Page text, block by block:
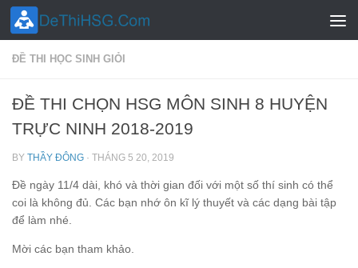
Skip to content
ĐỀ THI HỌC SINH GIỎI
ĐỀ THI CHỌN HSG MÔN SINH 8 HUYỆN
TRỰC NINH 2018-2019
BY THẦY ĐÔNG · THÁNG 5 20, 2019
Đề ngày 11/4 dài, khó và thời gian đối với một số thí sinh có thể
coi là không đủ. Các bạn nhớ ôn kĩ lý thuyết và các dạng bài tập
để làm nhé.
Mời các bạn tham khảo.